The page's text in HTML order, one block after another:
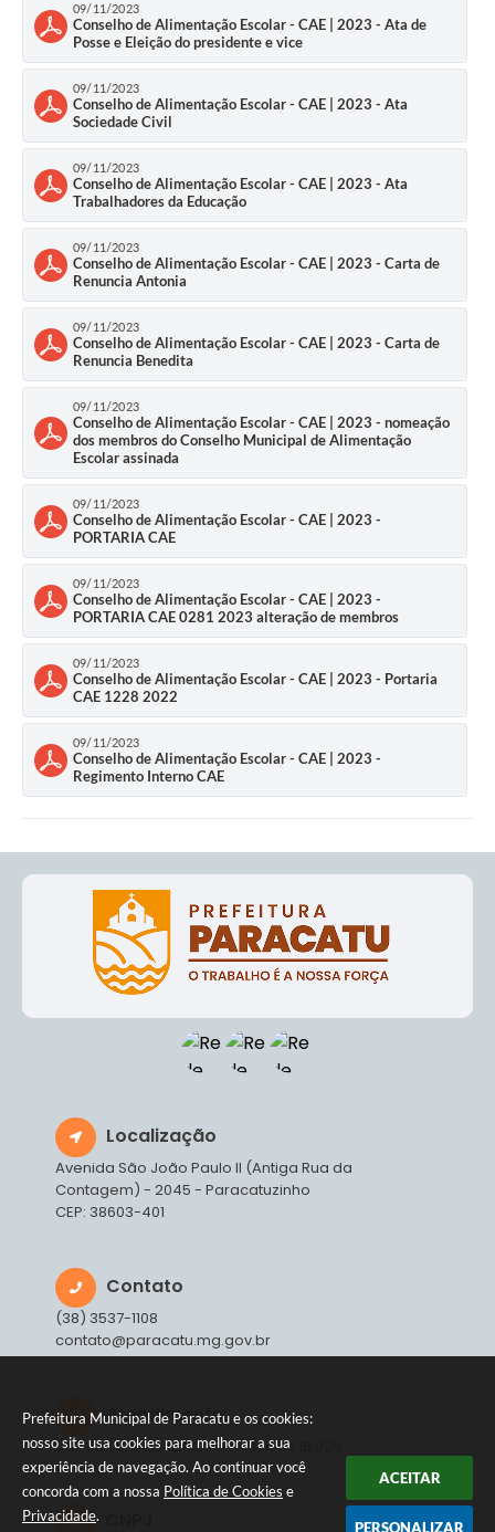
Prefeitura Municipal de Paracatu e os cookies:
nosso site usa cookies para melhorar a sua
experiência de navegação. Ao continuar você
concorda com a nossa Política de Cookies e
Privacidade.
ACEITAR
PERSONALIZAR
09/11/2023
Conselho de Alimentação Escolar - CAE | 2023 - Ata de
Posse e Eleição do presidente e vice
09/11/2023
Conselho de Alimentação Escolar - CAE | 2023 - Ata
Sociedade Civil
09/11/2023
Conselho de Alimentação Escolar - CAE | 2023 - Ata
Trabalhadores da Educação
09/11/2023
Conselho de Alimentação Escolar - CAE | 2023 - Carta de
Renuncia Antonia
09/11/2023
Conselho de Alimentação Escolar - CAE | 2023 - Carta de
Renuncia Benedita
09/11/2023
Conselho de Alimentação Escolar - CAE | 2023 - nomeação
dos membros do Conselho Municipal de Alimentação
Escolar assinada
09/11/2023
Conselho de Alimentação Escolar - CAE | 2023 -
PORTARIA CAE
09/11/2023
Conselho de Alimentação Escolar - CAE | 2023 -
PORTARIA CAE 0281 2023 alteração de membros
09/11/2023
Conselho de Alimentação Escolar - CAE | 2023 - Portaria
CAE 1228 2022
09/11/2023
Conselho de Alimentação Escolar - CAE | 2023 -
Regimento Interno CAE
Localização
Avenida São João Paulo II (Antiga Rua da
Contagem) - 2045 - Paracatuzinho
CEP: 38603-401
Contato
(38) 3537-1108
contato@paracatu.mg.gov.br
Atendimento
Das 08:00hs às 12:00hs - 13:00h às 18:00h